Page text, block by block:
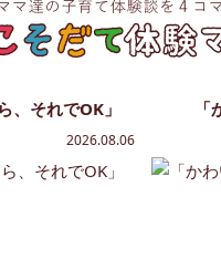
、それでOK」
2026.08.06